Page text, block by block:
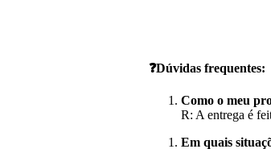
❓Dúvidas frequentes:
Como o meu
R: A entrega é
Em quais